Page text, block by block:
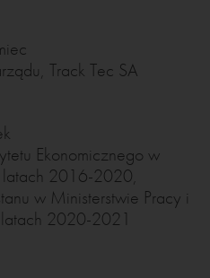
Track Tec SA
Ekonomicznego w
2016-2020,
w Ministerstwie Pracy i
2020-2021